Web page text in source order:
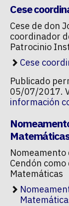
Cese
Cese de don
coordinador
Patrocinio
Cese
Publicado
05/07/2017.
información
Nomeamento
Cendón
Matemáticas